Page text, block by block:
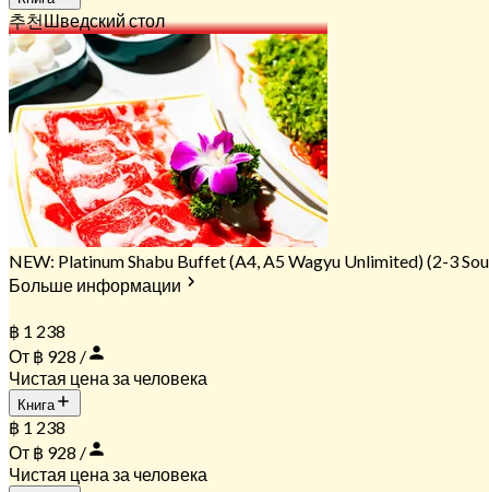
추천Шведский стол
NEW: Platinum Shabu Buffet (A4, A5 Wagyu Unlimited) (2-3
Больше информации
฿ 1 238
От ฿ 928 /
Чистая цена за человека
Книга
฿ 1 238
От ฿ 928 /
Чистая цена за человека